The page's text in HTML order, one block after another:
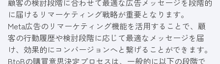
に届けるリマーケティング戦略が重要となります。
Meta広告のリマーケティング機能を活用することで、顧
客の行動履歴や検討段階に応じて最適なメッセージを届
け、効果的にコンバージョンへと繋げることができます。
BtoBの購買意思決定プロセスは、一般的に以下の段階で